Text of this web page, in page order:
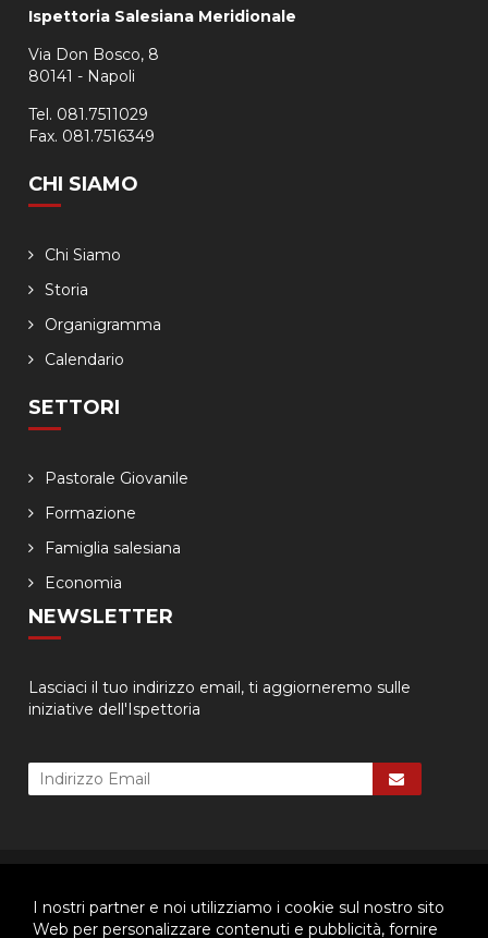
I nostri partner e noi utilizziamo i cookie sul nostro sito
Web per personalizzare contenuti e pubblicità, fornire
Ispettoria Salesiana Meridionale
Via Don Bosco, 8
80141 - Napoli
Tel. 081.7511029
Fax. 081.7516349
CHI SIAMO
Chi Siamo
Storia
Organigramma
Calendario
SETTORI
Pastorale Giovanile
Formazione
Famiglia salesiana
Economia
NEWSLETTER
Lasciaci il tuo indirizzo email, ti aggiorneremo sulle
iniziative dell'Ispettoria